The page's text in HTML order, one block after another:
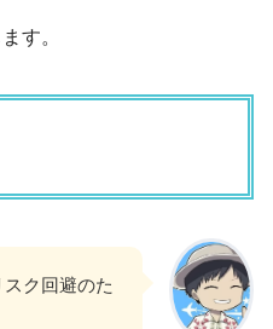
す。
ク回避のた